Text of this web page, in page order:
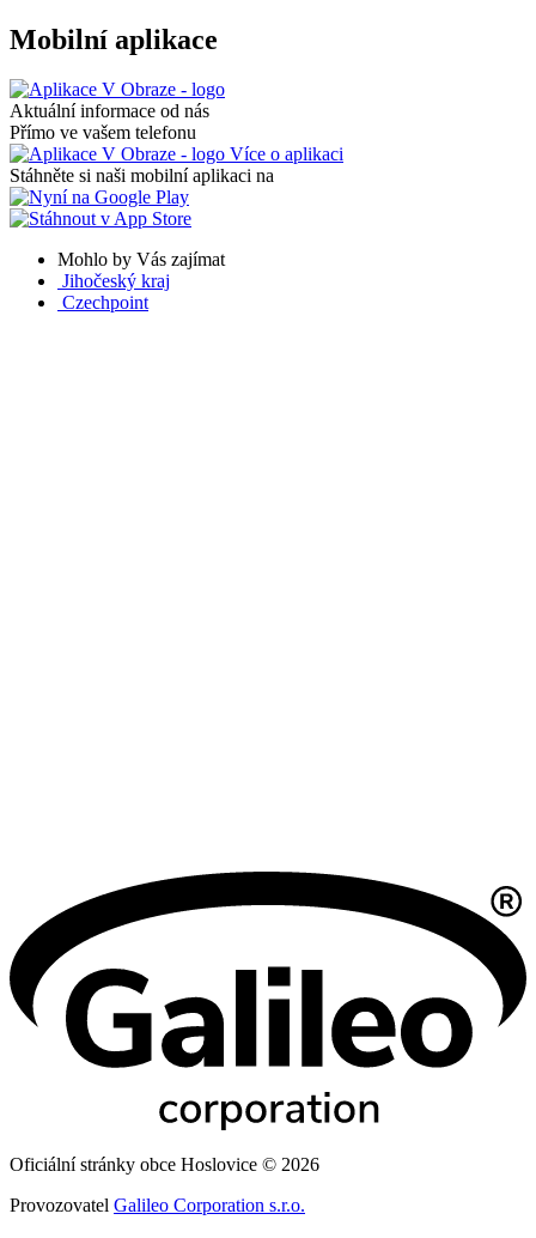
Mobilní aplikace
Aktuální informace od nás
Přímo ve vašem telefonu
Více o aplikaci
Stáhněte si naši mobilní aplikaci na
Mohlo by Vás zajímat
Jihočeský kraj
Czechpoint
Oficiální stránky obce Hoslovice © 2026
Provozovatel Galileo Corporation s.r.o.